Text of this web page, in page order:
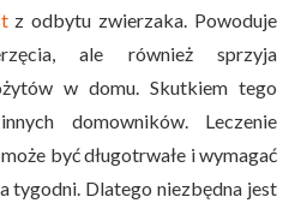
z odbytu zwierzaka. Powoduje
ale również sprzyja
w domu. Skutkiem tego
domowników. Leczenie
być długotrwałe i wymagać
tygodni. Dlatego niezbędna jest